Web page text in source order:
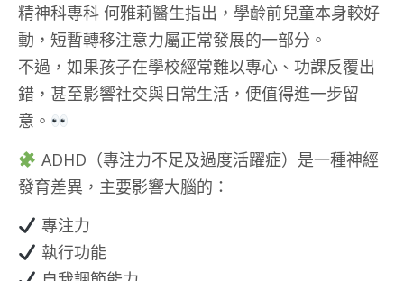
精神科專科 何雅莉醫生指出，學齡前兒童本身較好
動，短暫轉移注意力屬正常發展的一部分。
不過，如果孩子在學校經常難以專心、功課反覆出
錯，甚至影響社交與日常生活，便值得進一步留
意。
ADHD（專注力不足及過度活躍症）是一種神經
發育差異，主要影響大腦的：
專注力
執行功能